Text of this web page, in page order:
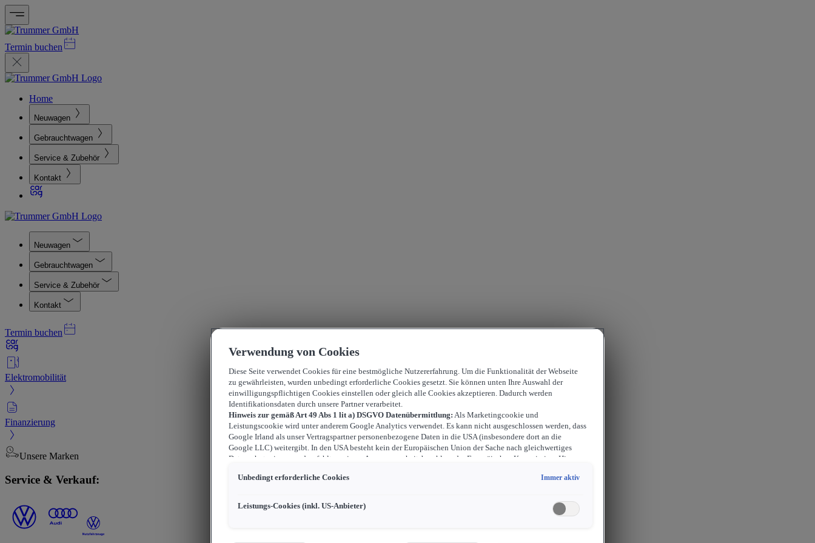
Termin buchen
Home
Neuwagen
Gebrauchtwagen
Service & Zubehör
Kontakt
Neuwagen
Gebrauchtwagen
Service & Zubehör
Kontakt
Termin buchen
Elektromobilität
Finanzierung
Unsere Marken
Service & Verkauf:
Verwendung von Cookies
Diese Seite verwendet Cookies für eine bestmögliche Nutzererfahrung. Um die Funktionalität der Webseite
zu gewährleisten, wurden unbedingt erforderliche Cookies gesetzt. Sie können unten Ihre Auswahl der
einwilligungspflichtigen Cookies einstellen oder gleich alle Cookies akzeptieren. Dadurch werden
Identifikationsdaten durch unsere Partner verarbeitet.
Hinweis zur gemäß Art 49 Abs 1 lit a) DSGVO Datenübermittlung: Als Marketingcookie und
Leistungscookie wird unter anderem Google Analytics verwendet. Es kann nicht ausgeschlossen werden, dass
Google Irland als unser Vertragspartner personenbezogene Daten in die USA (insbesondere dort an die
Google LLC) weitergibt. In den USA besteht kein der Europäischen Union der Sache nach gleichwertiges
Datenschutzniveau und es fehlt an einem Angemessenheitsbeschluss der Europäischen Kommission. Hieraus
durchsetzen können, in den USA keine Datenschutzgrundsätze bestehen, und weil nicht ausgeschlossen
können, wobei Eingriffe in Ihre persönlichen Rechte und Freiheiten nicht auf das absolut Notwendige
Sollten Sie das Setzen von Cookies für Marketingzwecke oder Leistungscookies auch für
Unbedingt erforderliche Cookies Immer aktiv
Leistungs-Cookies (inkl. US-Anbieter)